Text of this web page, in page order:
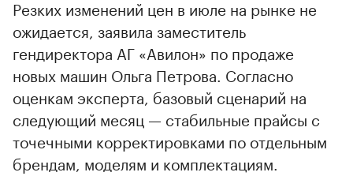
Резких изменений цен в июле на рынке не
ожидается, заявила заместитель
гендиректора АГ «Авилон» по продаже
новых машин Ольга Петрова. Согласно
оценкам эксперта, базовый сценарий на
следующий месяц — стабильные прайсы с
точечными корректировками по отдельным
брендам, моделям и комплектациям.